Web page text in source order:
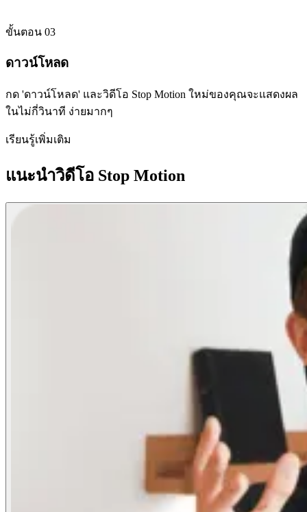
ขั้นตอน 03
ดาวน์โหลด
กด 'ดาวน์โหลด' และวิดีโอ Stop Motion ใหม่ของคุณจะแสดงผล
ในไม่กี่วินาที ง่ายมากๆ
เรียนรู้เพิ่มเติม
แนะนำวิดีโอ Stop Motion